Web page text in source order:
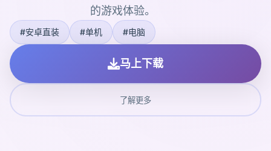
的游戏体验。
#安卓直装 #单机 #电脑
马上下载
了解更多